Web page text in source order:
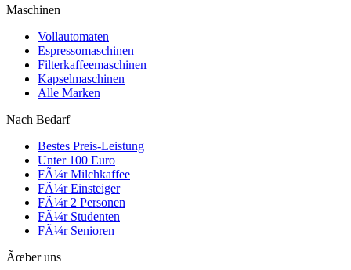
Maschinen
Vollautomaten
Espressomaschinen
Filterkaffeemaschinen
Kapselmaschinen
Alle Marken
Nach Bedarf
Bestes Preis-Leistung
Unter 100 Euro
FÃ¼r Milchkaffee
FÃ¼r Einsteiger
FÃ¼r 2 Personen
FÃ¼r Studenten
FÃ¼r Senioren
Ãœber uns